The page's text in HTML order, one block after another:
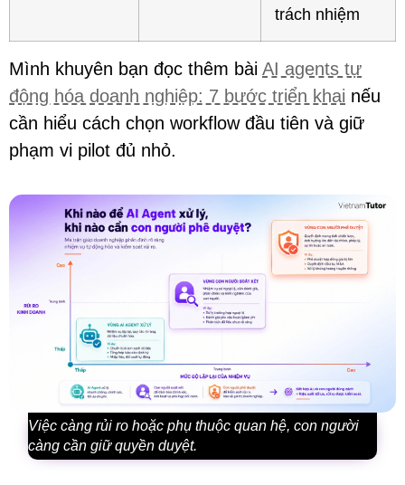
trách nhiệm
Mình khuyên bạn đọc thêm bài AI agents tự
động hóa doanh nghiệp: 7 bước triển khai nếu
cần hiểu cách chọn workflow đầu tiên và giữ
phạm vi pilot đủ nhỏ.
Việc càng rủi ro hoặc phụ thuộc quan hệ, con người
càng cần giữ quyền duyệt.